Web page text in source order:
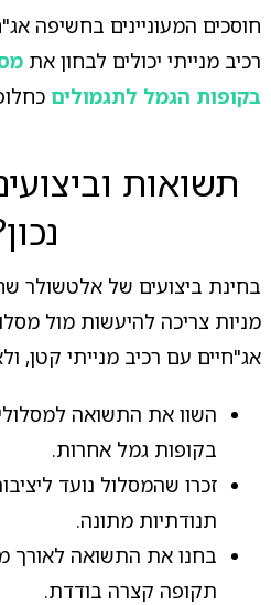
חוסכים המעוניינים בחשיפה
רכיב מנייתי יכולים לבחון את
בקופות הגמל לתגמולים
תשואות
מניות צריכה להיעשות מול
אג"חיים עם רכיב מנייתי קטן,
השוו את התשואה
בקופות גמל אחרות.
זכרו שהמסלול נועד
תנודתיות מתונה.
בחנו את התשואה לאורך
תקופה קצרה בודדת.